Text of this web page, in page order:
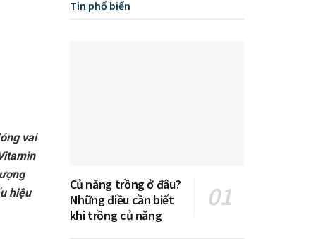
vai
hiệu
Tin phổ biến
Củ năng trồng ở đâu?
Những điều cần biết
khi trồng củ năng